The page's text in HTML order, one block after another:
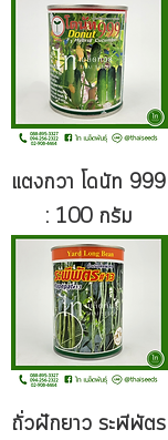
แตงกวา โดนัท 999
: 100 กรัม
ถั่วฝักยาว ระพีพัตร